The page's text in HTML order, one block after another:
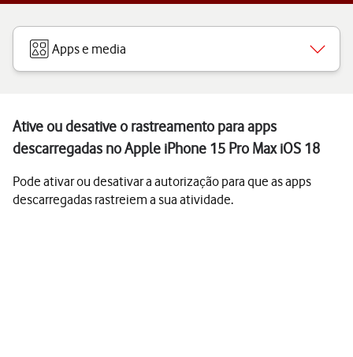
Apps e media
Ative ou desative o rastreamento para apps
descarregadas no Apple iPhone 15 Pro Max iOS 18
Pode ativar ou desativar a autorização para que as apps
descarregadas rastreiem a sua atividade.